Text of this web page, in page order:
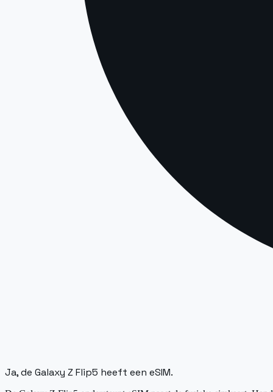
Ja, de Galaxy Z Flip5 heeft een eSIM.